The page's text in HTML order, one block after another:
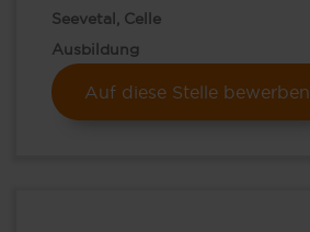
Seevetal, Celle
Ausbildung
Auf diese Stelle bewerben